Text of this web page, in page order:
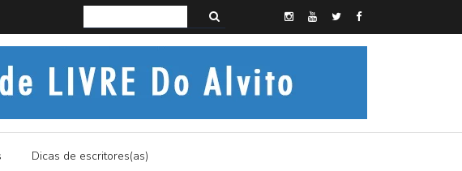
Histórias do Alvito – SEMI-MÍSTICO, SIM SENHOR
Dicas de escritores(as)